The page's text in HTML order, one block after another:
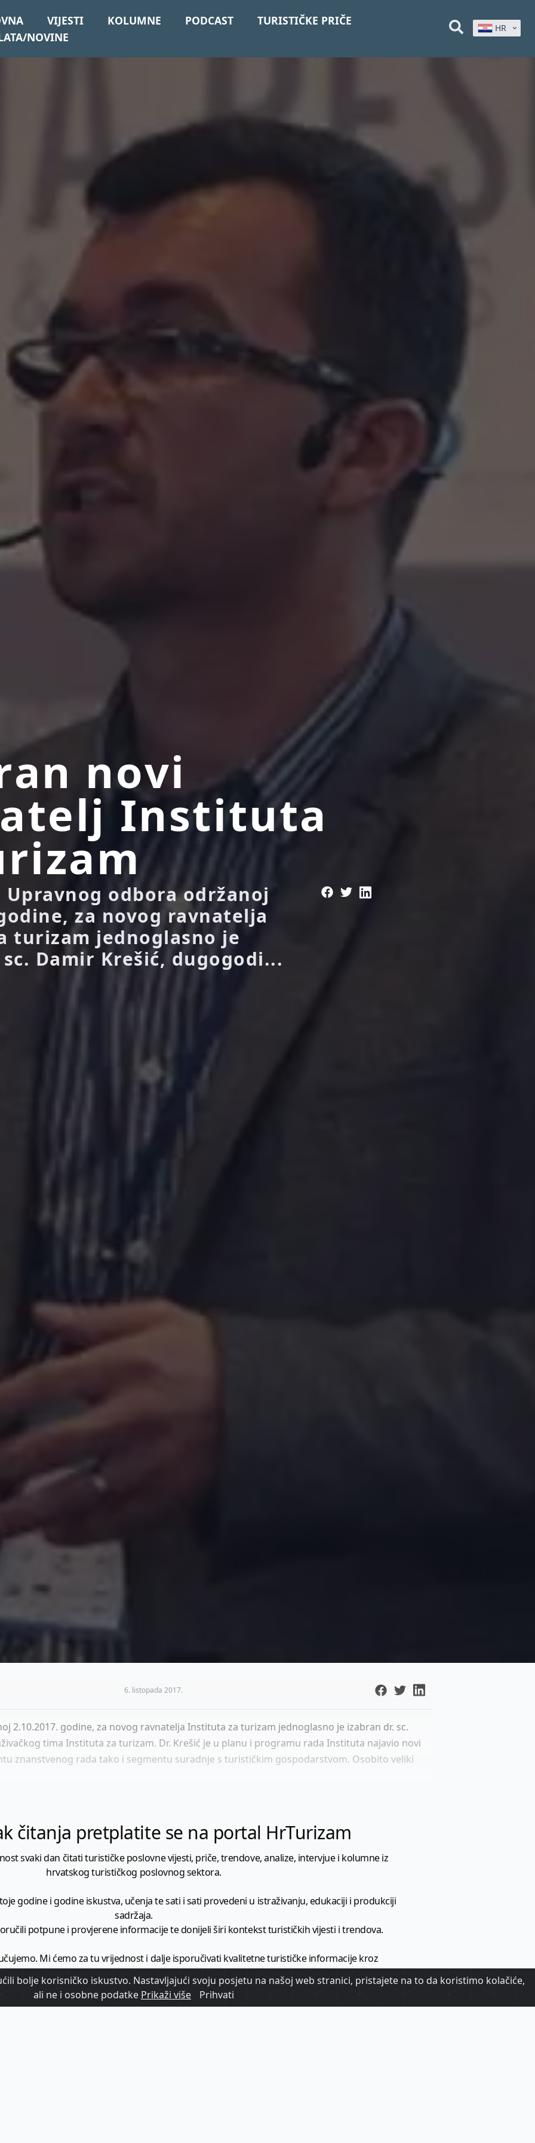
VIJESTI KOLUMNE PODCAST
TURISTIČKE PRIČE
NOVINE
HR
novi
Instituta
odbora održanoj
za novog ravnatelja
turizam jednoglasno je
Damir Krešić, dugogodi...
6. listopada 2017.
2.10.2017. godine, za novog ravnatelja Instituta za turizam jednoglasno je izabran dr. sc.
tima Instituta za turizam. Dr. Krešić je u planu i programu rada Instituta najavio novi
znanstvenog rada tako i segmentu suradnje s turističkim gospodarstvom. Osobito veliki
čitanja pretplatite se na portal HrTurizam
svaki dan čitati turističke poslovne vijesti, priče, trendove, analize, intervjue i kolumne iz
hrvatskog turističkog poslovnog sektora.
godine i godine iskustva, učenja te sati i sati provedeni u istraživanju, edukaciji i produkciji
sadržaja.
potpune i provjerene informacije te donijeli širi kontekst turističkih vijesti i trendova.
Mi ćemo za tu vrijednost i dalje isporučivati kvalitetne turističke informacije kroz
minimalno1728 članaka godišnje.
- vaš izvor informacija iz poslovnog svijeta hrvatskog turizma.
bolje korisničko iskustvo. Nastavljajući svoju posjetu na našoj web stranici, pristajete na to da koristimo kolačiće,
ali ne i osobne podatke Prikaži više Prihvati